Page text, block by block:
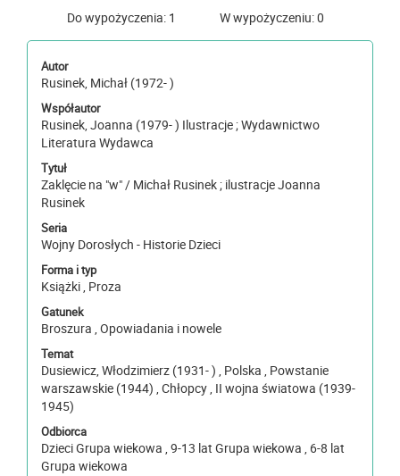
Do wypożyczenia: 1 W wypożyczeniu: 0
Autor
Rusinek, Michał (1972- )
Współautor
Rusinek, Joanna (1979- ) Ilustracje ; Wydawnictwo
Literatura Wydawca
Tytuł
Zaklęcie na "w" / Michał Rusinek ; ilustracje Joanna
Rusinek
Seria
Wojny Dorosłych - Historie Dzieci
Forma i typ
Książki , Proza
Gatunek
Broszura , Opowiadania i nowele
Temat
Dusiewicz, Włodzimierz (1931- ) , Polska , Powstanie
warszawskie (1944) , Chłopcy , II wojna światowa (1939-
1945)
Odbiorca
Dzieci Grupa wiekowa , 9-13 lat Grupa wiekowa , 6-8 lat
Grupa wiekowa